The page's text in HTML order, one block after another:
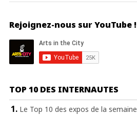
Rejoignez-nous sur YouTube !
TOP 10 DES INTERNAUTES
Le Top 10 des expos de la semaine